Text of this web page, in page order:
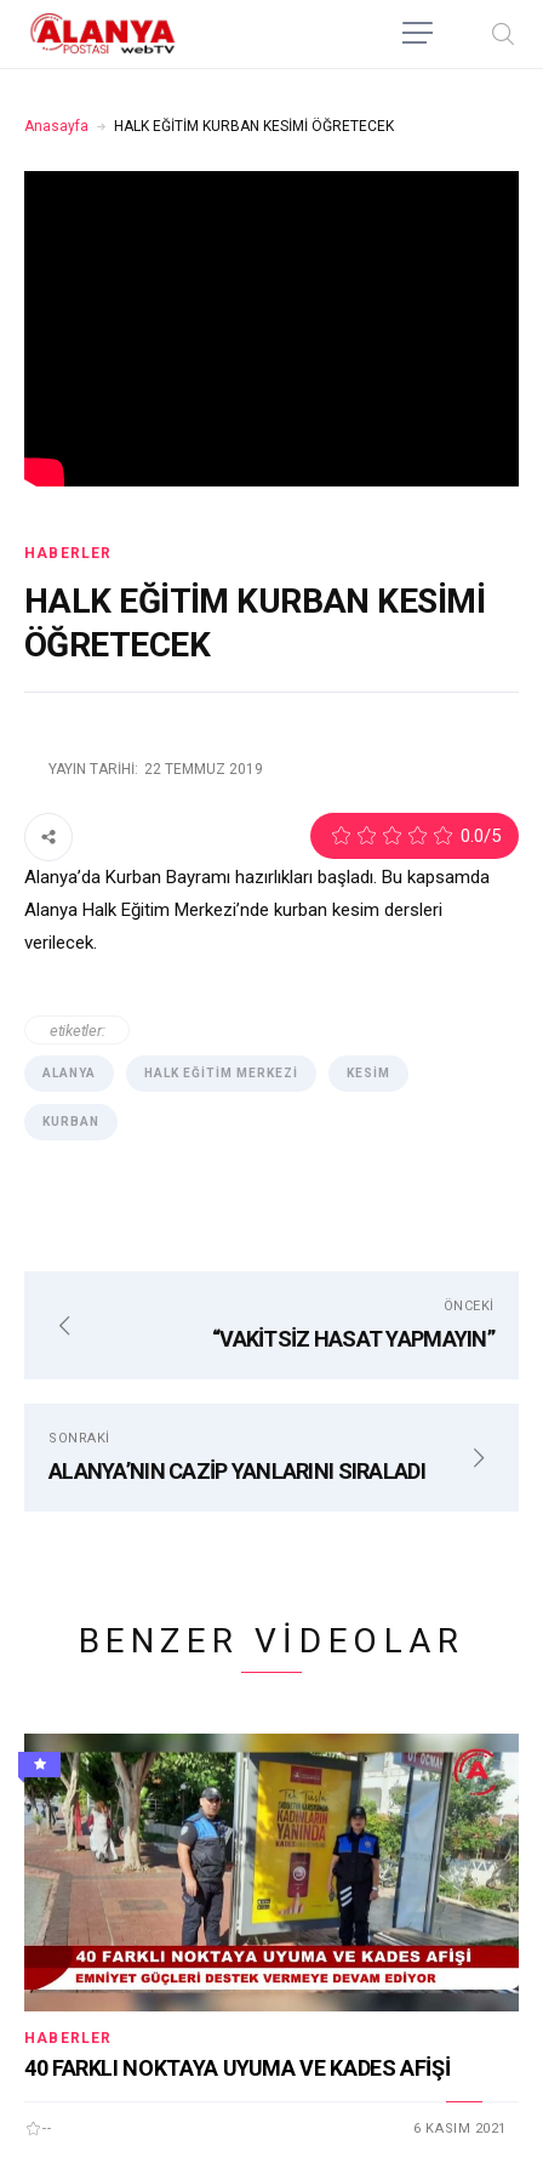
Anasayfa HALK EĞİTİM KURBAN KESİMİ ÖĞRETECEK
HABERLER
HALK EĞİTİM KURBAN KESİMİ
ÖĞRETECEK
YAYIN TARIHI: 22 TEMMUZ 2019
0.0/5
Alanya’da Kurban Bayramı hazırlıkları başladı. Bu kapsamda
Alanya Halk Eğitim Merkezi’nde kurban kesim dersleri
verilecek.
etiketler:
ALANYA HALK EĞITIM MERKEZI KESIM
KURBAN
ÖNCEKI
“VAKİTSİZ HASAT YAPMAYIN”
SONRAKI
ALANYA’NIN CAZİP YANLARINI SIRALADI
BENZER VIDEOLAR
HABERLER
40 FARKLI NOKTAYA UYUMA VE KADES AFİŞİ
-- 6 KASIM 2021